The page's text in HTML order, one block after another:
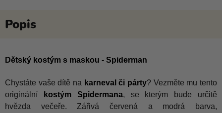
Dětský kostým s maskou - Spiderman
Chystáte vaše dítě na karneval či párty? Vezměte mu tento
originální
kostým Spidermana, se kterým bude určitě
hvězda večeře. Zářivá červená a modrá barva,